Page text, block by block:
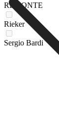
REMONTE
Rieker
Sergio Bardi